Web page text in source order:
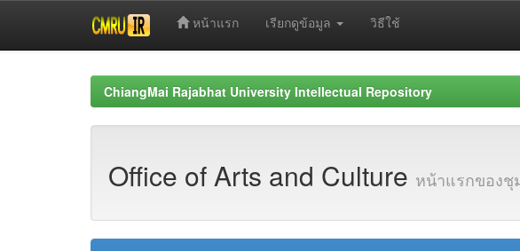
หน้าแรก เรียกดูข้อมูล วิธีใช้
ChiangMai Rajabhat University Intellectual Repository
Office of Arts and Culture หน้าแรกของ